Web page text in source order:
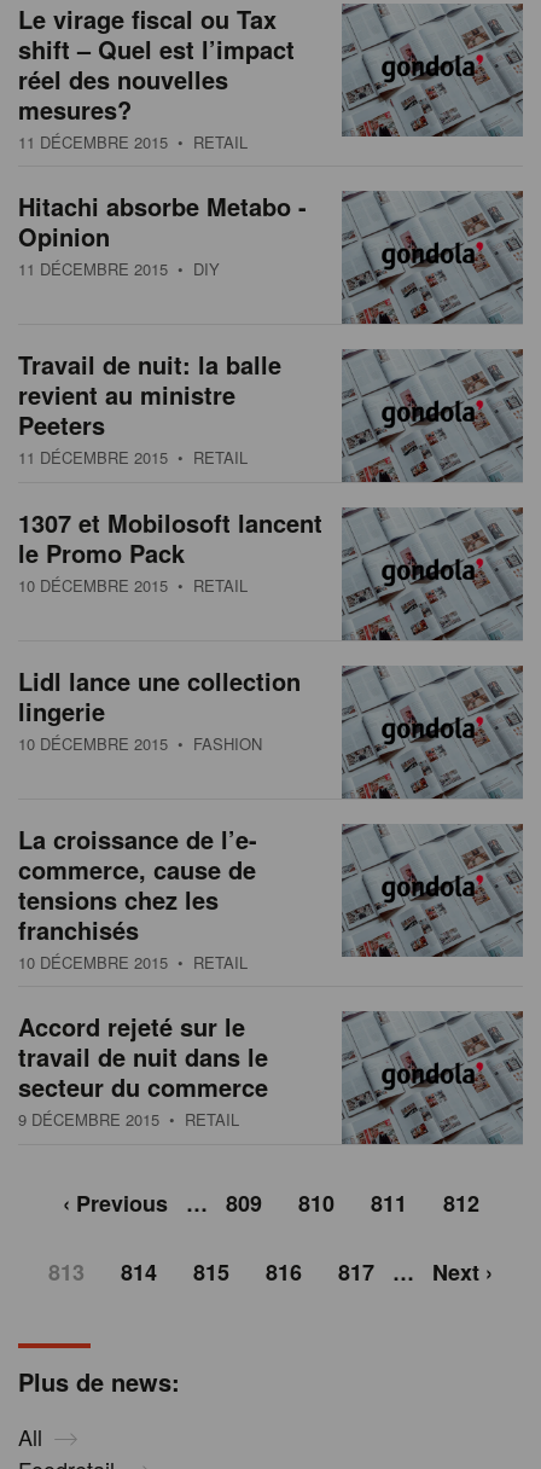
Plus de news:
All
Le virage fiscal ou Tax
shift – Quel est l’impact
réel des nouvelles
mesures?
11 DÉCEMBRE 2015 • RETAIL
Hitachi absorbe Metabo -
Opinion
11 DÉCEMBRE 2015 • DIY
Travail de nuit: la balle
revient au ministre
Peeters
11 DÉCEMBRE 2015 • RETAIL
1307 et Mobilosoft lancent
le Promo Pack
10 DÉCEMBRE 2015 • RETAIL
Lidl lance une collection
lingerie
10 DÉCEMBRE 2015 • FASHION
La croissance de l’e-
commerce, cause de
tensions chez les
franchisés
10 DÉCEMBRE 2015 • RETAIL
Accord rejeté sur le
travail de nuit dans le
secteur du commerce
9 DÉCEMBRE 2015 • RETAIL
‹ Previous … 809 810 811 812
813 814 815 816 817 … Next ›